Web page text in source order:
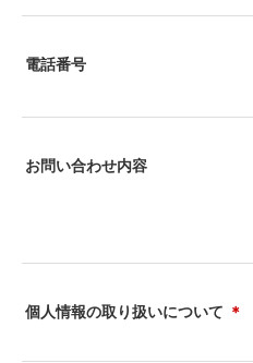
電話番号
お問い合わせ内容
個人情報の取り扱いについて ＊